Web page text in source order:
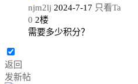
njm2lj 2024-7-17 只看Ta
0 2楼
需要多少积分？
返回
发新帖